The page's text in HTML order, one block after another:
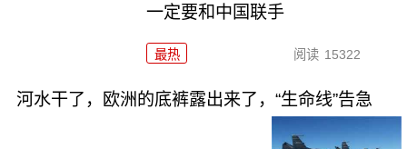
一定要和中国联手
最热 阅读 15322
河水干了，欧洲的底裤露出来了，“生命线”告急